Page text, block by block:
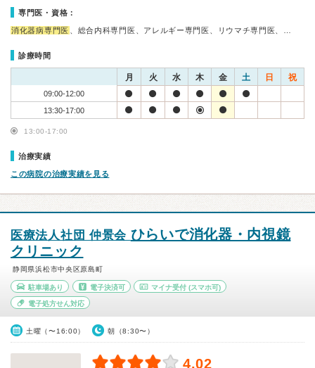
専門医・資格：
消化器病専門医 、総合内科専門医、アレルギー専門医、リウマチ専門医、…
診療時間
月 火 水 木 金 土 日 祝
09:00-12:00
13:30-17:00
13:00-17:00
治療実績
この病院の治療実績を見る
医療法人社団 仲景会 ひらいで消化器・内視鏡
クリニック
静岡県浜松市中央区原島町
駐車場あり 電子決済可 マイナ受付 (スマホ可)
電子処方せん対応
土曜（〜16:00） 朝（8:30〜）
4.02